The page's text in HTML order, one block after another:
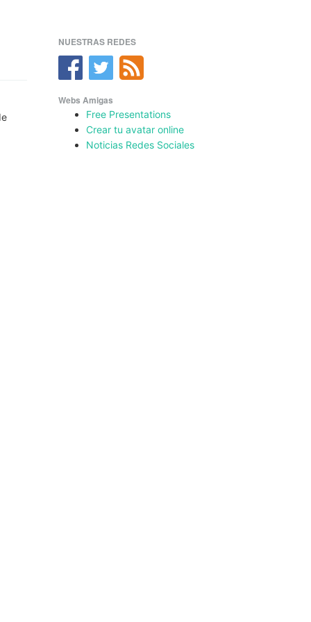
NUESTRAS REDES
Webs Amigas
Free Presentations
Crear tu avatar online
Noticias Redes Sociales